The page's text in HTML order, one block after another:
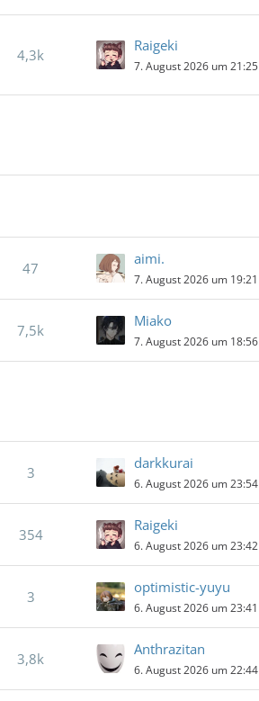
4,3k
Raigeki
7. August 2026 um 21:25
47
aimi.
7. August 2026 um 19:21
7,5k
Miako
7. August 2026 um 18:56
3
darkkurai
6. August 2026 um 23:54
354
Raigeki
6. August 2026 um 23:42
3
optimistic-yuyu
6. August 2026 um 23:41
3,8k
Anthrazitan
6. August 2026 um 22:44